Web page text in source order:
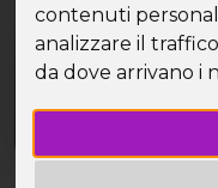
contenuti
analizzare il
da dove arrivano i